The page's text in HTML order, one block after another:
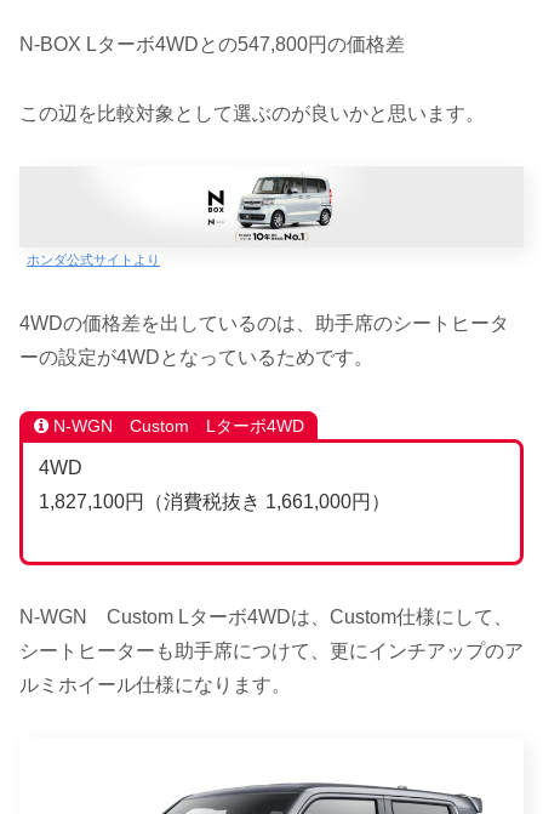
N-BOX Lターボ4WDとの547,800円の価格差
この辺を比較対象として選ぶのが良いかと思います。
ホンダ公式サイトより
4WDの価格差を出しているのは、助手席のシートヒータ
ーの設定が4WDとなっているためです。
N-WGN Custom Lターボ4WD
4WD
1,827,100円（消費税抜き 1,661,000円）
N-WGN Custom Lターボ4WDは、Custom仕様にして、
シートヒーターも助手席につけて、更にインチアップのア
ルミホイール仕様になります。